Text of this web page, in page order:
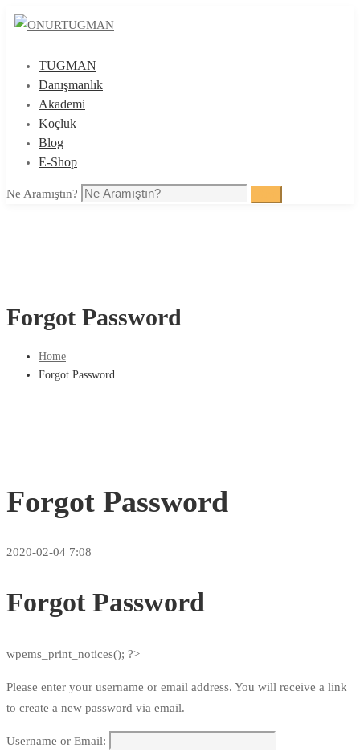
TUGMAN
Danışmanlık
Akademi
Koçluk
Blog
E-Shop
Ne Aramıştın?
Forgot Password
Home
Forgot Password
Forgot Password
2020-02-04 7:08
Forgot Password
wpems_print_notices(); ?>
Please enter your username or email address. You will receive a link
to create a new password via email.
Username or Email: